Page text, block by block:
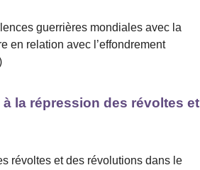
guerrières mondiales avec la
en relation avec l’effondrement
la répression des révoltes et
révoltes et des révolutions dans le